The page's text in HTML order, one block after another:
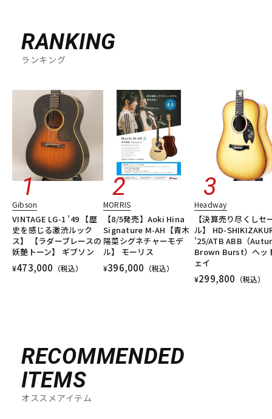
RANKING
ランキング
Gibson
VINTAGE LG-1 ’49 【歴
史を感じる激渋ルック
ス】 【ラダーブレースの
妖艶トーン】 ギブソン
¥473,000 （税込）
MORRIS
【8/5発売】Aoki Hina
Signature M-AH【青木
陽菜シグネチャーモデ
ル】 モーリス
¥396,000 （税込）
Headway
【決算売り尽くしセ
ル】 HD-
’25/ATB ABB（
Brown Burst）ヘッ
ェイ
¥299,800 （税込）
RECOMMENDED
ITEMS
オススメアイテム